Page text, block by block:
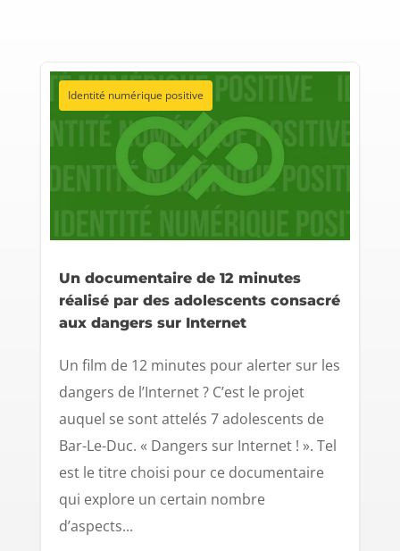
Identité numérique positive
Un documentaire de 12 minutes
réalisé par des adolescents consacré
aux dangers sur Internet
Un film de 12 minutes pour alerter sur les
dangers de l’Internet ? C’est le projet
auquel se sont attelés 7 adolescents de
Bar-Le-Duc. « Dangers sur Internet ! ». Tel
est le titre choisi pour ce documentaire
qui explore un certain nombre
d’aspects...